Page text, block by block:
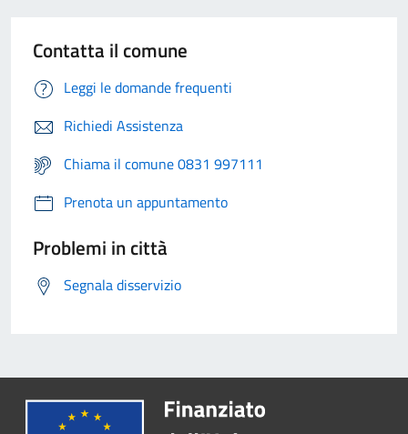
Contatta il comune
Leggi le domande frequenti
Richiedi Assistenza
Chiama il comune 0831 997111
Prenota un appuntamento
Problemi in città
Segnala disservizio